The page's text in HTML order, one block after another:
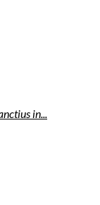
in...